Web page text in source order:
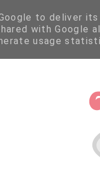
to deliver
with
usage